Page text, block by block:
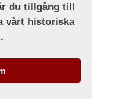
du tillgång till
vårt historiska